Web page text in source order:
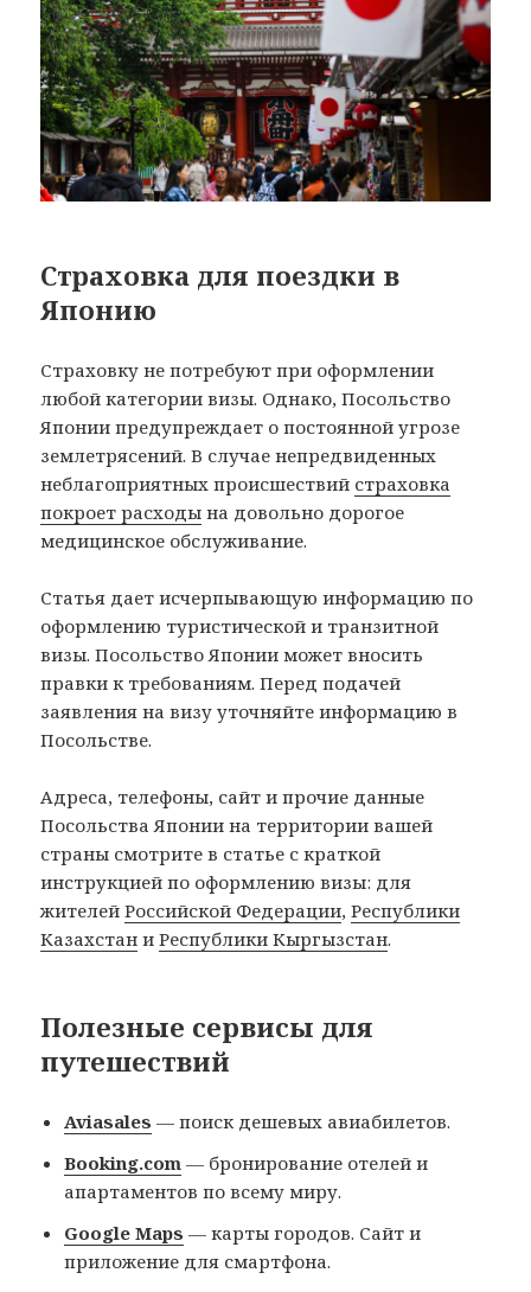
Страховка для поездки в
Японию
Страховку не потребуют при оформлении
любой категории визы. Однако, Посольство
Японии предупреждает о постоянной угрозе
землетрясений. В случае непредвиденных
неблагоприятных происшествий страховка
покроет расходы на довольно дорогое
медицинское обслуживание.
Статья дает исчерпывающую информацию по
оформлению туристической и транзитной
визы. Посольство Японии может вносить
правки к требованиям. Перед подачей
заявления на визу уточняйте информацию в
Посольстве.
Адреса, телефоны, сайт и прочие данные
Посольства Японии на территории вашей
страны смотрите в статье с краткой
инструкцией по оформлению визы: для
жителейРоссийской Федерации,Республики
Казахстан иРеспублики Кыргызстан.
Полезные сервисы для
путешествий
Aviasales — поиск дешевых авиабилетов.
Booking.com — бронирование отелей и
апартаментов по всему миру.
Google Maps — карты городов. Сайт и
приложение для смартфона.